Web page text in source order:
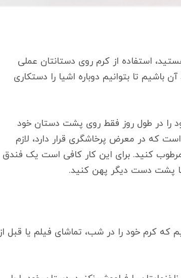
استفاده از کرم روی دستانتان عملی
باشیم تا بتوانیم دوباره اشیا را دستکاری
را در طول روز فقط روی پشت دستان خود
که در معرض پرخاشگری قرار دارد، لازم
کنید. برای این کار کافی است یک فندق
پشت دست دیگر پهن کنید.
که کرم خود را در شب، تماشای فیلم یا قبل از